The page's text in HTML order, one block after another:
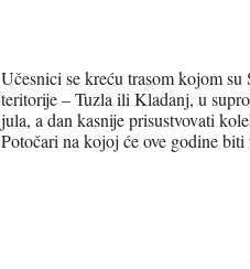
Učesnici se kreću trasom kojom
teritorije – Tuzla ili Kladanj, u
jula, a dan kasnije prisustvovati
Potočari na kojoj će ove godine